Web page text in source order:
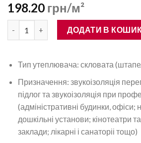
198.20 грн/м²
Мінеральна вата для звукоізоляції
ДОДАТИ В
Тип утеплювача: скловата
Призначення: звукоізоляція
підлог та звукоізоляція при
(адміністративні будинки, офіси;
дошкільні установи; кінотеатри
заклади; лікарні і санаторіі тощо)